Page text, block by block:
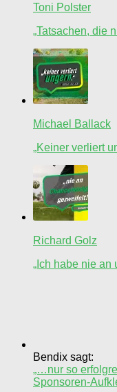
Toni Polster
„Tatsachen, die
Michael Ballack
„Keiner verliert
Richard Golz
„Ich habe nie an
Bendix sagt:
„…nur so
Sponsoren-